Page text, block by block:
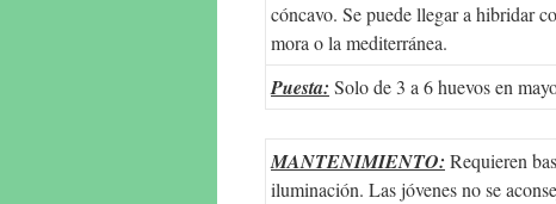
cóncavo. Se puede llegar a hibridar
mora o la mediterránea.
Puesta: Solo de 3 a 6 huevos en
MANTENIMIENTO: Requieren
iluminación. Las jóvenes no se